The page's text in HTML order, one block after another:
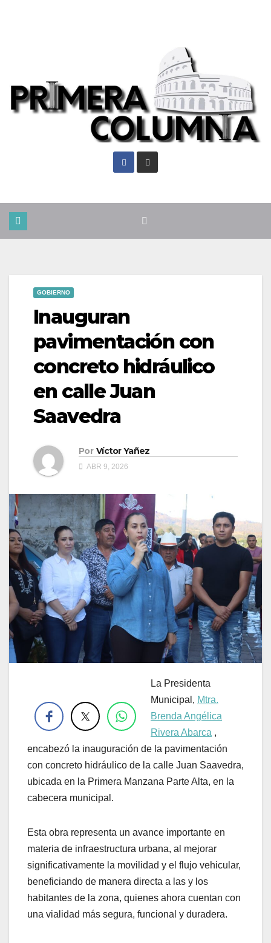
GOBIERNO
Inauguran
pavimentación con
concreto hidráulico
en calle Juan
Saavedra
Por Víctor Yañez
ABR 9, 2026
La Presidenta
Municipal, Mtra.
Brenda Angélica
Rivera Abarca ,
encabezó la inauguración de la pavimentación
con concreto hidráulico de la calle Juan Saavedra,
ubicada en la Primera Manzana Parte Alta, en la
cabecera municipal.
Esta obra representa un avance importante en
materia de infraestructura urbana, al mejorar
significativamente la movilidad y el flujo vehicular,
beneficiando de manera directa a las y los
habitantes de la zona, quienes ahora cuentan con
una vialidad más segura, funcional y duradera.